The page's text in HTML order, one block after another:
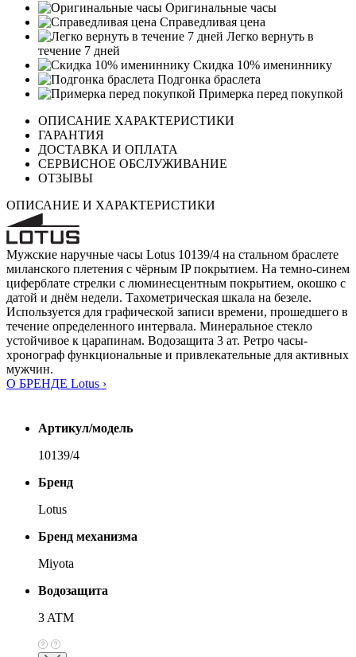
Оригинальные часы
Справедливая цена
Легко вернуть в
течение 7 дней
Скидка 10% имениннику
Подгонка браслета
Примерка перед покупкой
ОПИСАНИЕ ХАРАКТЕРИСТИКИ
ГАРАНТИЯ
ДОСТАВКА И ОПЛАТА
СЕРВИСНОЕ ОБСЛУЖИВАНИЕ
ОТЗЫВЫ
ОПИСАНИЕ И ХАРАКТЕРИСТИКИ
Мужские наручные часы Lotus 10139/4 на стальном браслете
миланского плетения с чёрным IP покрытием. На темно-синем
циферблате стрелки с люминесцентным покрытием, окошко с
датой и днём недели. Тахометрическая шкала на безеле.
Используется для графической записи времени, прошедшего в
течение определенного интервала. Минеральное стекло
устойчивое к царапинам. Водозащита 3 ат. Ретро часы-
хронограф функциональные и привлекательные для активных
мужчин.
О БРЕНДЕ Lotus ›
Артикул/модель
10139/4
Бренд
Lotus
Бренд механизма
Miyota
Водозащита
3 ATM